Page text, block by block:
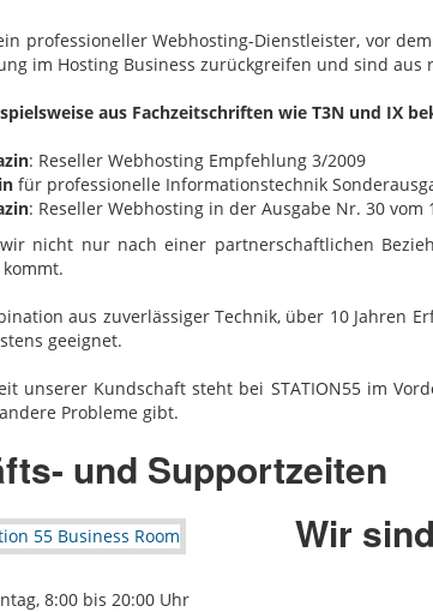
professioneller Webhosting-Dienstleister, vor
im Hosting Business zurückgreifen und sind
aus Fachzeitschriften wie T3N und IX
: Reseller Webhosting Empfehlung 3/2009
für professionelle Informationstechnik
: Reseller Webhosting in der Ausgabe Nr. 30 vom
nicht nur nach einer partnerschaftlichen
aus zuverlässiger Technik, über 10 Jahren
geeignet.
unserer Kundschaft steht bei STATION55 im
Probleme gibt.
und Supportzeiten
Wir
8:00 bis 20:00 Uhr